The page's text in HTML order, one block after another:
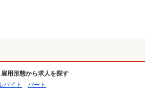
雇用形態から求人を探す
バイト
パート